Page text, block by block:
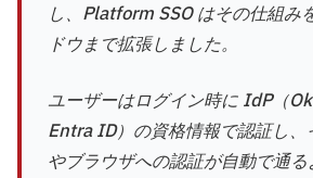
し、Platform SSO はその仕組み
ドウまで拡張しました。
ユーザーはログイン時に IdP（
Entra ID）の資格情報で認証し、
やブラウザへの認証が自動で通